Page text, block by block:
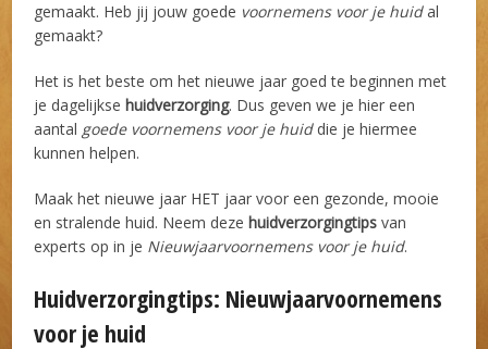
gemaakt. Heb jij jouw goede voornemens voor je huidal
gemaakt?
Het is het beste om het nieuwe jaar goed te beginnen met
je dagelijkse huidverzorging. Dus geven we je hier een
aantal goede voornemens voor je huiddie je hiermee
kunnen helpen.
Maak het nieuwe jaar HET jaar voor een gezonde, mooie
en stralende huid. Neem deze huidverzorgingtips van
experts op in je Nieuwjaarvoornemens voor je huid.
Huidverzorgingtips: Nieuwjaarvoornemens
voor je huid